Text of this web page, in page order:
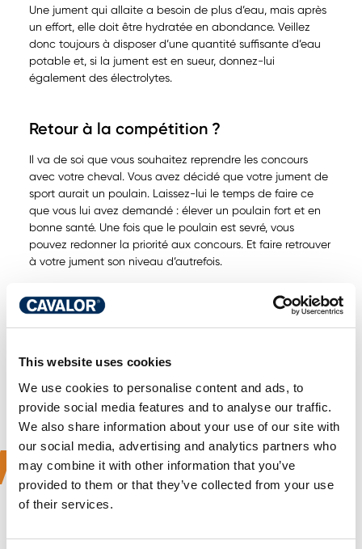
This website uses cookies
We use cookies to personalise content and ads, to
provide social media features and to analyse our traffic.
We also share information about your use of our site with
our social media, advertising and analytics partners who
may combine it with other information that you’ve
provided to them or that they’ve collected from your use
of their services.
Une jument qui allaite a besoin de plus d’eau, mais après
un effort, elle doit être hydratée en abondance. Veillez
donc toujours à disposer d’une quantité suffisante d’eau
potable et, si la jument est en sueur, donnez-lui
également des électrolytes.
Retour à la compétition ?
Il va de soi que vous souhaitez reprendre les concours
avec votre cheval. Vous avez décidé que votre jument de
sport aurait un poulain. Laissez-lui le temps de faire ce
que vous lui avez demandé : élever un poulain fort et en
bonne santé. Une fois que le poulain est sevré, vous
pouvez redonner la priorité aux concours. Et faire retrouver
à votre jument son niveau d’autrefois.
choix de la jument et de l’étalon, l’équilibre dans le corps
(temporairement) votre jument de sport comme poulinière
Et faire retrouver à votre
jument son niveau
d’autrefois